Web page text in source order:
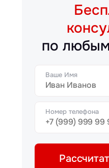
по
Ваше Имя
Номер телефона